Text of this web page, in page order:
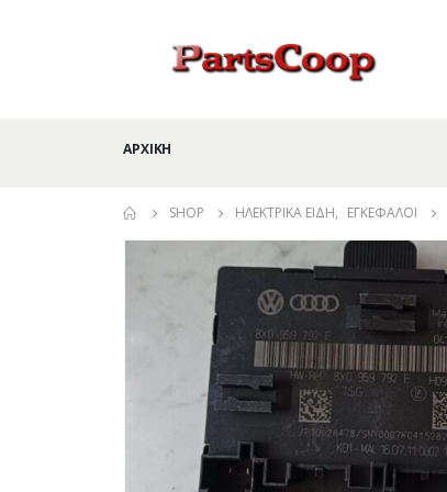
ΑΡΧΙΚΉ
SHOP ΗΛΕΚΤΡΙΚΆ ΕΊΔΗ, ΕΓΚΈΦΑΛΟΙ